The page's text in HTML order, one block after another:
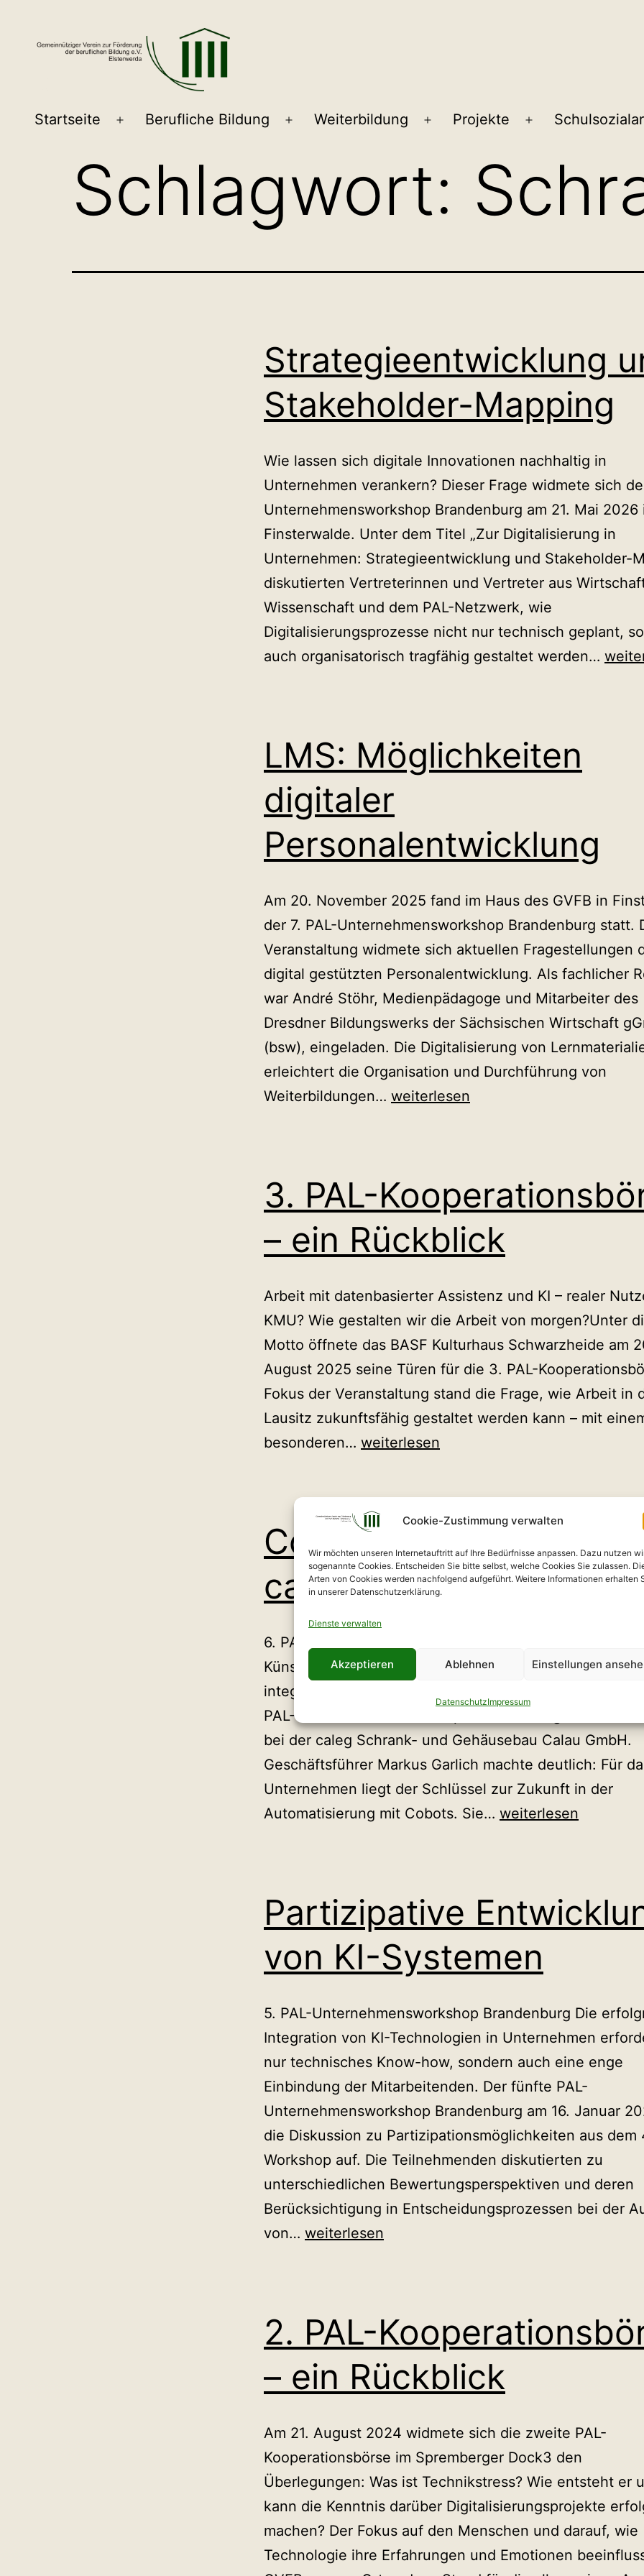
Cookie-Zustimmung verwalten
Wir möchten unseren Internetauftritt auf Ihre Bedürfnisse anpassen. Dazu nutzen
sogenannte Cookies. Entscheiden Sie bitte selbst, welche Cookies Sie zulassen.
Arten von Cookies werden nachfolgend aufgeführt. Weitere Informationen erhalten
in unserer Datenschutzerklärung.
Dienste verwalten
Akzeptieren Ablehnen Einstellungen
DatenschutzImpressum
GVFB
Startseite
Menü
Berufliche Bildung
Menü
Weiterbildung
Menü
Projekte
Menü
Schlagwort:
Strategieentwicklung
Stakeholder-Mapping
Wie lassen sich digitale Innovationen nachhaltig in
Unternehmen verankern? Dieser Frage widmete sich
Unternehmensworkshop Brandenburg am 21. Mai 2026
Finsterwalde. Unter dem Titel „Zur Digitalisierung in
Unternehmen: Strategieentwicklung und Stakeholder-
diskutierten Vertreterinnen und Vertreter aus
Wissenschaft und dem PAL-Netzwerk, wie
Digitalisierungsprozesse nicht nur technisch geplant,
auch organisatorisch tragfähig gestaltet werden…
LMS: Möglichkeiten
digitaler
Personalentwicklung
Am 20. November 2025 fand im Haus des GVFB in
der 7. PAL-Unternehmensworkshop Brandenburg statt.
Veranstaltung widmete sich aktuellen Fragestellungen
digital gestützten Personalentwicklung. Als fachlicher
war André Stöhr, Medienpädagoge und Mitarbeiter des
Dresdner Bildungswerks der Sächsischen Wirtschaft
(bsw), eingeladen. Die Digitalisierung von
erleichtert die Organisation und Durchführung von
Weiterbildungen… LMS:
weiterlesen
3. PAL-
– ein Rückblick
Arbeit mit datenbasierter Assistenz und KI – realer
KMU? Wie gestalten wir die Arbeit von morgen?Unter
Motto öffnete das BASF Kulturhaus Schwarzheide am
August 2025 seine Türen für die 3. PAL-
Fokus der Veranstaltung stand die Frage, wie Arbeit in
Lausitz zukunftsfähig gestaltet werden kann – mit
besonderen… 3.
–
Rückblick
weiterlesen
Cobots und KI bei der
caleg GmbH
6. PAL-Unternehmensworkshop Brandenburg Wie
Künstliche Intelligenz und Robotik sinnvoll in die
integrieren? Diese Frage stand im Mittelpunkt des
PAL-Unternehmensworkshops Brandenburg am 26.
bei der caleg Schrank- und Gehäusebau Calau GmbH.
Geschäftsführer Markus Garlich machte deutlich: Für
Unternehmen liegt der Schlüssel zur Zukunft in der
Automatisierung mit Cobots. Sie… Cobots
der
caleg
GmbH
weiterlesen
Partizipative
von KI-Systemen
5. PAL-Unternehmensworkshop Brandenburg Die
Integration von KI-Technologien in Unternehmen
nur technisches Know-how, sondern auch eine enge
Einbindung der Mitarbeitenden. Der fünfte PAL-
Unternehmensworkshop Brandenburg am 16. Januar
die Diskussion zu Partizipationsmöglichkeiten aus dem
Workshop auf. Die Teilnehmenden diskutierten zu
unterschiedlichen Bewertungsperspektiven und deren
Berücksichtigung in Entscheidungsprozessen bei der
von… Partizipative
Systemen
weiterlesen
2. PAL-
– ein Rückblick
Am 21. August 2024 widmete sich die zweite PAL-
Kooperationsbörse im Spremberger Dock3 den
Überlegungen: Was ist Technikstress? Wie entsteht er
kann die Kenntnis darüber Digitalisierungsprojekte
machen? Der Fokus auf den Menschen und darauf, wie
Technologie ihre Erfahrungen und Emotionen